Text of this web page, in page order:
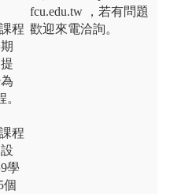
程
程
學
個
fcu.edu.tw ，若有問題
歡迎來電洽詢。